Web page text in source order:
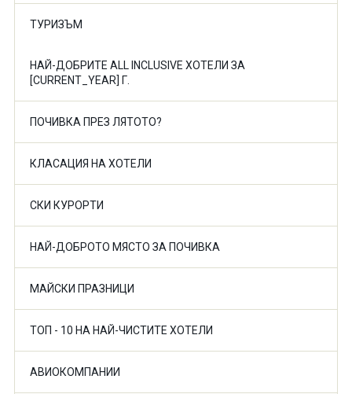
ТУРИЗЪМ
НАЙ-ДОБРИТЕ ALL INCLUSIVE ХОТЕЛИ ЗА
[CURRENT_YEAR] Г.
ПОЧИВКА ПРЕЗ ЛЯТОТО?
КЛАСАЦИЯ НА ХОТЕЛИ
СКИ КУРОРТИ
НАЙ-ДОБРОТО МЯСТО ЗА ПОЧИВКА
МАЙСКИ ПРАЗНИЦИ
ТОП - 10 НА НАЙ-ЧИСТИТЕ ХОТЕЛИ
АВИОКОМПАНИИ